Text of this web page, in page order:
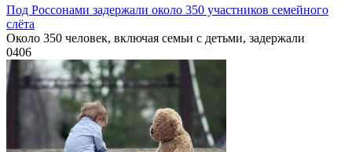
Под Россонами задержали около 350 участников семейного
слёта
Около 350 человек, включая семьи с детьми, задержали
0406